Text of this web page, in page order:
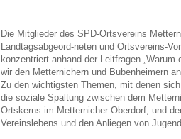
Die Mitglieder des SPD-Ortsvereins
Landtagsabgeord-neten und Ortsvereins-
konzentriert anhand der Leitfragen
wir den Metternichern und Bubenheimern
Zu den wichtigsten Themen, mit denen
die soziale Spaltung zwischen dem
Ortskerns im Metternicher Oberdorf, und
Vereinslebens und den Anliegen von